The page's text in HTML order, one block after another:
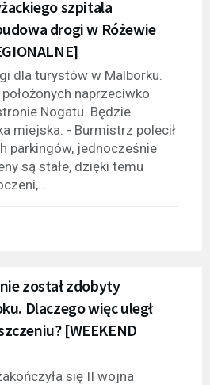
szpitala
drogi w Różewie
dla turystów w Malborku.
naprzeciwko
Nogatu. Będzie
miejska. - Burmistrz polecił
parkingów, jednocześnie
są stałe, dzięki temu
został zdobyty
Dlaczego więc uległ
[WEEKEND
się II wojna